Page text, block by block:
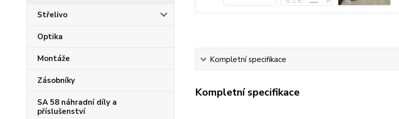
Střelivo
Optika
Montáže
Zásobníky
SA 58 náhradní díly a
příslušenství
Kompletní specifikace
Kompletní specifikace